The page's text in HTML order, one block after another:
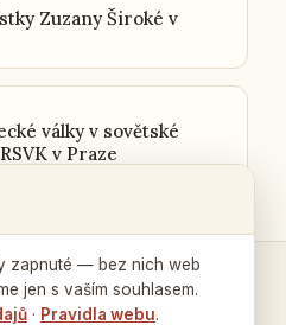
Zuzany Široké v
války v sovětské
v Praze
a spojení →
zapnuté — bez nich web
jen s vaším souhlasem.
· Pravidla webu.